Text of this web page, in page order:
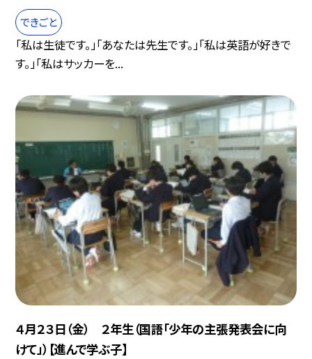
できごと
「私は生徒です。」「あなたは先生です。」「私は英語が好きで
す。」「私はサッカーを...
４月２３日（金） ２年生（国語「少年の主張発表会に向
けて」）【進んで学ぶ子】